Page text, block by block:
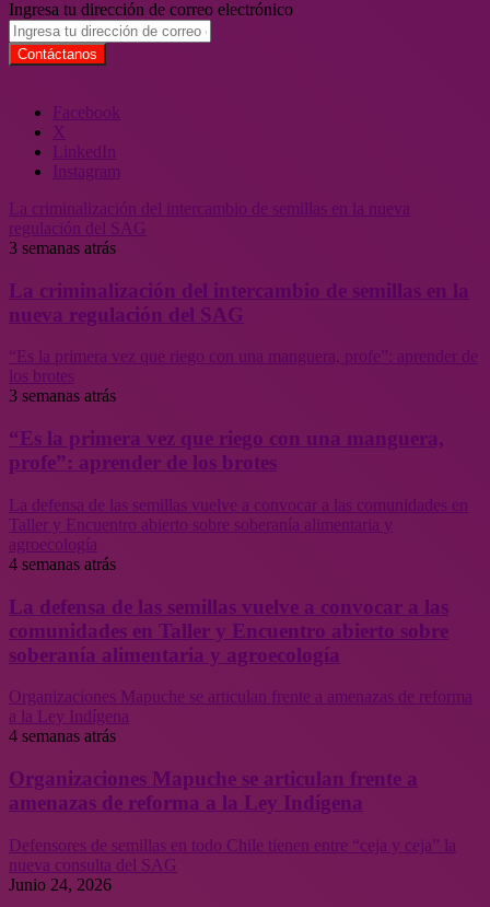
Ingresa tu dirección de correo electrónico
Facebook
X
LinkedIn
Instagram
La criminalización del intercambio de semillas en la nueva
regulación del SAG
3 semanas atrás
La criminalización del intercambio de semillas en la
nueva regulación del SAG
“Es la primera vez que riego con una manguera, profe”: aprender de
los brotes
3 semanas atrás
“Es la primera vez que riego con una manguera,
profe”: aprender de los brotes
La defensa de las semillas vuelve a convocar a las comunidades en
Taller y Encuentro abierto sobre soberanía alimentaria y
agroecología
4 semanas atrás
La defensa de las semillas vuelve a convocar a las
comunidades en Taller y Encuentro abierto sobre
soberanía alimentaria y agroecología
Organizaciones Mapuche se articulan frente a amenazas de reforma
a la Ley Indígena
4 semanas atrás
Organizaciones Mapuche se articulan frente a
amenazas de reforma a la Ley Indígena
Defensores de semillas en todo Chile tienen entre “ceja y ceja” la
nueva consulta del SAG
Junio 24, 2026